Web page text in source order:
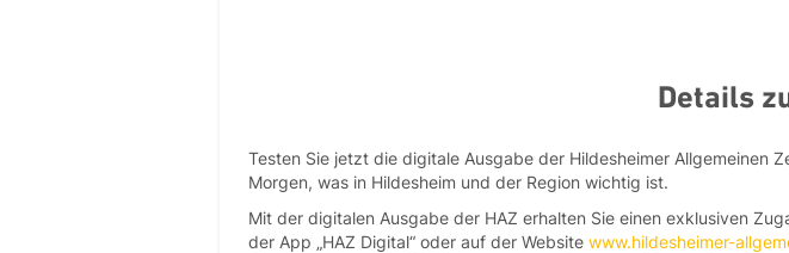
Details
Testen Sie jetzt die digitale Ausgabe der Hildesheimer Allgemeinen
Morgen, was in Hildesheim und der Region wichtig ist.
Mit der digitalen Ausgabe der HAZ erhalten Sie einen exklusiven
der App „HAZ Digital“ oder auf der Website www.hildesheimer-